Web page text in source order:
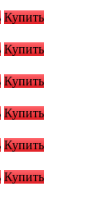
Купить
Купить
Купить
Купить
Купить
Купить